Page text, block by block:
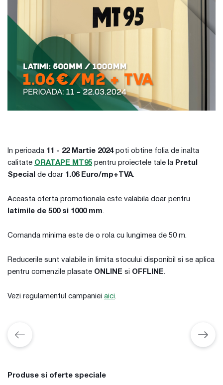
In perioada 11 - 22 Martie 2024poti obtine folia de inalta
calitate ORATAPE MT95 pentru proiectele tale la Pretul
Special de doar 1.06 Euro/mp+TVA.
Aceasta oferta promotionala este valabila doar pentru
latimile de 500 si 1000 mm.
Comanda minima este de o rola cu lungimea de 50 m.
Reducerile sunt valabile in limita stocului disponibil si se aplica
pentru comenzile plasate ONLINE si OFFLINE.
Vezi regulamentul campaniei aici.
Produse si oferte speciale